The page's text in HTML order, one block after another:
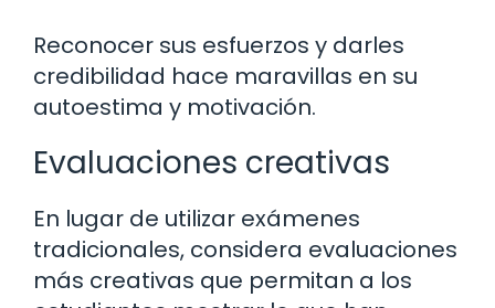
Reconocer sus esfuerzos y darles
credibilidad hace maravillas en su
autoestima y motivación.
Evaluaciones creativas
En lugar de utilizar exámenes
tradicionales, considera evaluaciones
más creativas que permitan a los